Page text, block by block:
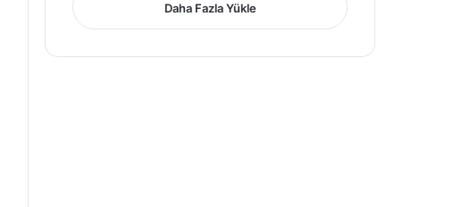
Daha Fazla Yükle